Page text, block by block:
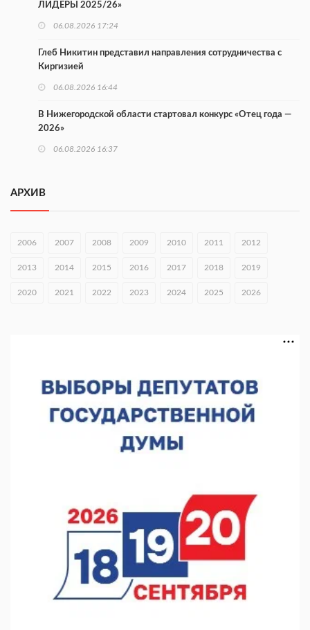
ЛИДЕРЫ 2025/26»
06.08.2026 17:24
Глеб Никитин представил направления сотрудничества с
Киргизией
06.08.2026 16:44
В Нижегородской области стартовал конкурс «Отец года —
2026»
06.08.2026 16:37
раза
06.08.2026 15:26
Видели ночь, бежали всю ночь... На Нижневолжской
набережной прошел необычный забег
Нижегородские хирурги выполнили трансоральную
операцию на щитовидной железе
06.08.2026 15:03
Более 30 нижегородцев прошли обучение для соцконтракта
06.08.2026 14:46
АРХИВ
2006 2007 2008 2009 2010 2011 2012
2013 2014 2015 2016 2017 2018 2019
2020 2021 2022 2023 2024 2025 2026